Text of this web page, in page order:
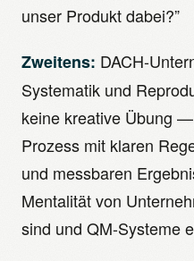
unser Produkt dabei?”
Zweitens: DACH-
Systematik und
keine kreative Übung
Prozess mit klaren
und messbaren
Mentalität von
sind und QM-Systeme